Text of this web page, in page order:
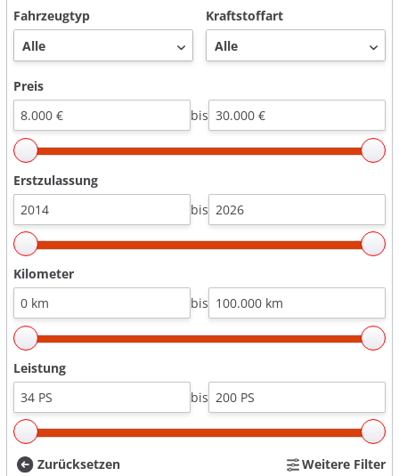
Fahrzeugtyp Kraftstoffart
Preis
bis
Erstzulassung
bis
Kilometer
bis
Leistung
bis
Zurücksetzen Weitere Filter